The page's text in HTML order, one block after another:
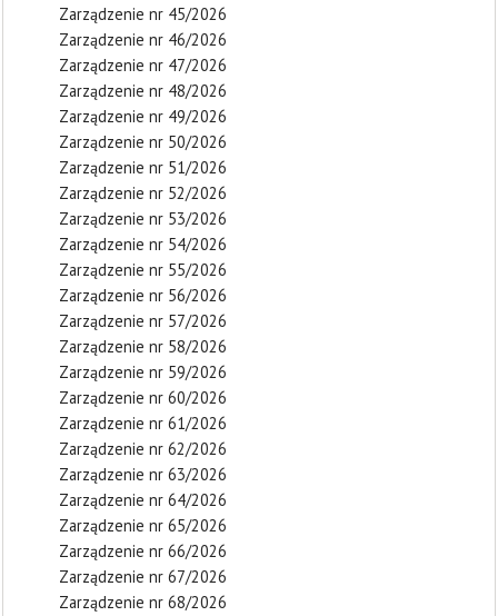
Zarządzenie nr 45/2026
Zarządzenie nr 46/2026
Zarządzenie nr 47/2026
Zarządzenie nr 48/2026
Zarządzenie nr 49/2026
Zarządzenie nr 50/2026
Zarządzenie nr 51/2026
Zarządzenie nr 52/2026
Zarządzenie nr 53/2026
Zarządzenie nr 54/2026
Zarządzenie nr 55/2026
Zarządzenie nr 56/2026
Zarządzenie nr 57/2026
Zarządzenie nr 58/2026
Zarządzenie nr 59/2026
Zarządzenie nr 60/2026
Zarządzenie nr 61/2026
Zarządzenie nr 62/2026
Zarządzenie nr 63/2026
Zarządzenie nr 64/2026
Zarządzenie nr 65/2026
Zarządzenie nr 66/2026
Zarządzenie nr 67/2026
Zarządzenie nr 68/2026